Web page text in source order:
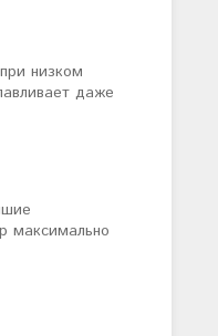
низком
даже
максимально